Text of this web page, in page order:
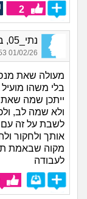
2
נתי_05, בן 21
01/02/26 22:53
מעולה שאת
בלי משהו
ייתכן שמה
ולא שמה לב,
לשבת על זה עם
אותך ולחקור
מקוה שבאמת
לעבודה